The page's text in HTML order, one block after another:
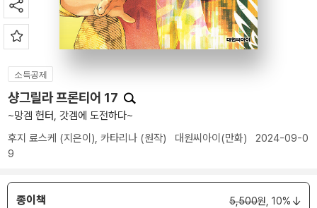
소득공제
샹그릴라 프론티어 17
~망겜 헌터, 갓겜에 도전하다~
후지 료스케 (지은이), 카타리나 (원작) 대원씨아이(만화) 2024-09-0
9
종이책 5,500원, 10%